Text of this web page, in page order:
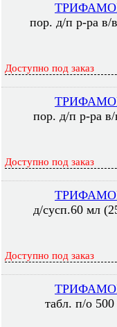
пор. д/п р-ра в/
Доступно под заказ
пор. д/п р-ра
Доступно под заказ
д/сусп.60 мл
Доступно под заказ
табл. п/о